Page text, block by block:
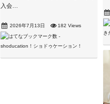
入会…
2026年7月13日 182 Views